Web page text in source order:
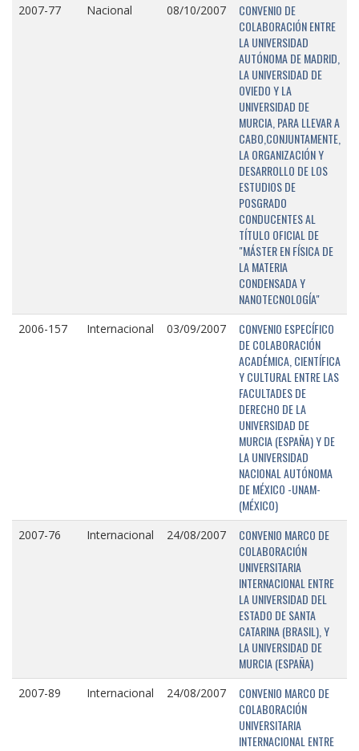
2007-77 Nacional 08/10/2007
CONVENIO DE
COLABORACIÓN ENTRE
LA UNIVERSIDAD
AUTÓNOMA DE MADRID,
LA UNIVERSIDAD DE
OVIEDO Y LA
UNIVERSIDAD DE
MURCIA, PARA LLEVAR A
CABO,CONJUNTAMENTE,
LA ORGANIZACIÓN Y
DESARROLLO DE LOS
ESTUDIOS DE
POSGRADO
CONDUCENTES AL
TÍTULO OFICIAL DE
"MÁSTER EN FÍSICA DE
LA MATERIA
CONDENSADA Y
NANOTECNOLOGÍA"
2006-157 Internacional 03/09/2007
CONVENIO ESPECÍFICO
DE COLABORACIÓN
ACADÉMICA, CIENTÍFICA
Y CULTURAL ENTRE LAS
FACULTADES DE
DERECHO DE LA
UNIVERSIDAD DE
MURCIA (ESPAÑA) Y DE
LA UNIVERSIDAD
NACIONAL AUTÓNOMA
DE MÉXICO -UNAM-
(MÉXICO)
2007-76 Internacional 24/08/2007
CONVENIO MARCO DE
COLABORACIÓN
UNIVERSITARIA
INTERNACIONAL ENTRE
LA UNIVERSIDAD DEL
ESTADO DE SANTA
CATARINA (BRASIL), Y
LA UNIVERSIDAD DE
MURCIA (ESPAÑA)
2007-89 Internacional 24/08/2007
CONVENIO MARCO DE
COLABORACIÓN
UNIVERSITARIA
INTERNACIONAL ENTRE